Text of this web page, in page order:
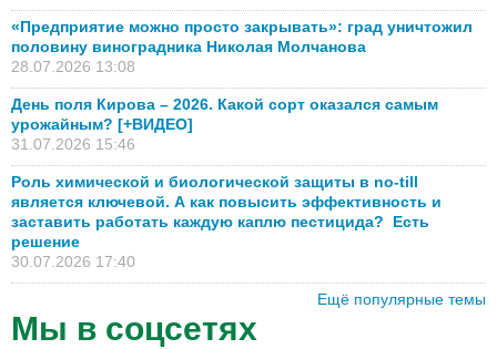
«Предприятие можно просто закрывать»: град уничтожил
половину виноградника Николая Молчанова
28.07.2026 13:08
День поля Кирова – 2026. Какой сорт оказался самым
урожайным? [+ВИДЕО]
31.07.2026 15:46
Роль химической и биологической защиты в no-till
является ключевой. А как повысить эффективность и
заставить работать каждую каплю пестицида? Есть
решение
30.07.2026 17:40
Ещё популярные темы
Мы в соцсетях